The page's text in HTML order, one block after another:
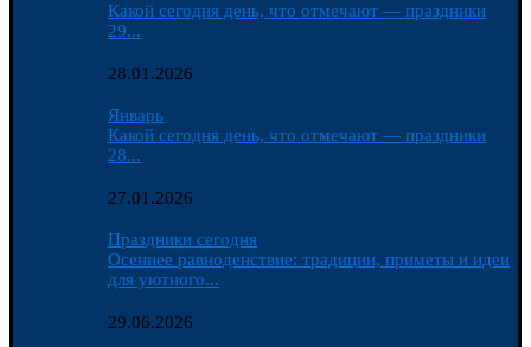
Какой сегодня день, что отмечают — праздники
29...
28.01.2026
Январь
Какой сегодня день, что отмечают — праздники
28...
27.01.2026
Праздники сегодня
Осеннее равноденствие: традиции, приметы и идеи
для уютного...
29.06.2026